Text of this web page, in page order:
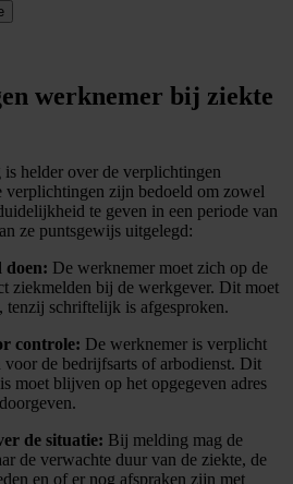
werknemer bij ziekte
helder over de verplichtingen
zijn bedoeld om zowel
te geven in een periode van
ze puntsgewijs uitgelegd:
doen: De werknemer moet zich op de
ziekmelden bij de werkgever. Dit moet
tenzij schriftelijk is afgesproken.
controle: De werknemer is verplicht
voor de bedrijfsarts of arbodienst. Dit
moet blijven op het opgegeven adres
de situatie: Bij melding mag de
de verwachte duur van de ziekte, de
en of er nog afspraken zijn met